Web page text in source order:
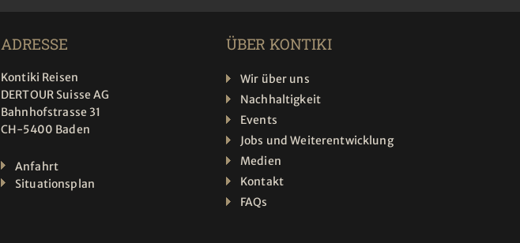
ADRESSE
Kontiki Reisen
DERTOUR Suisse AG
Bahnhofstrasse 31
CH-5400 Baden
Anfahrt
Situationsplan
ÜBER KONTIKI
Wir über uns
Nachhaltigkeit
Events
Jobs und Weiterentwicklung
Medien
Kontakt
FAQs